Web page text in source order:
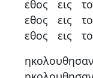
εθος
εθος
εθος
εις
εις
εις
το
το
το
ηκολουθησαν